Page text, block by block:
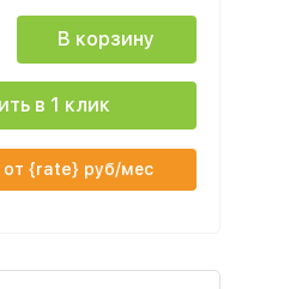
В корзину
в 1 клик
от {rate} руб/мес